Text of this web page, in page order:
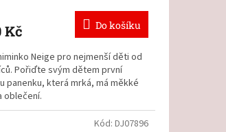
Kč Do košíku
Neige pro nejmenší děti od
Pořiďte svým dětem první
panenku, která mrká, má měkké
oblečení.
Kód: DJ07896